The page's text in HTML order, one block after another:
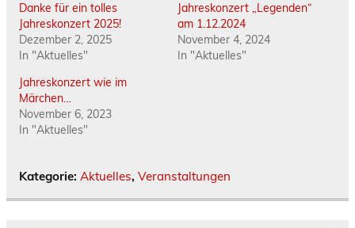
u
f
F
a
c
e
o
o
k
z
u
t
e
n
(
Danke für ein tolles
Jahreskonzert 2025!
Dezember 2, 2025
In "Aktuelles"
Jahreskonzert „Legenden“
am 1.12.2024
November 4, 2024
In "Aktuelles"
Jahreskonzert wie im
Märchen…
November 6, 2023
In "Aktuelles"
Kategorie: Aktuelles, Veranstaltungen